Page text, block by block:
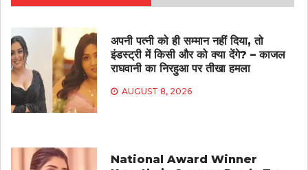
अपनी पत्नी को ही सम्मान नहीं दिया, तो
इंडस्ट्री में किसी और को क्या देंगे? – काजल
राघवानी का निरहुआ पर तीखा हमला
AUGUST 8, 2026
National Award Winner